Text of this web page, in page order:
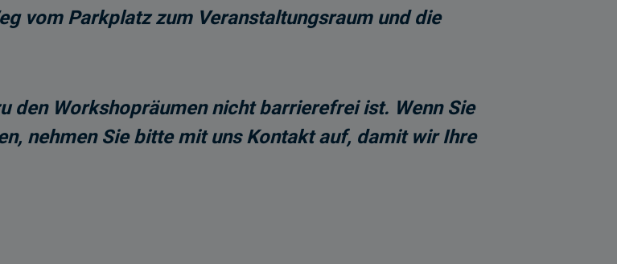
vom Parkplatz zum Veranstaltungsraum und die
den Workshopräumen nicht barrierefrei ist. Wenn Sie
nehmen Sie bitte mit uns Kontakt auf, damit wir Ihre